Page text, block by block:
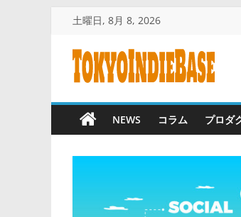
へ
キ
土曜日, 8月 8, 2026
TOKYO
INDIE
BASE
NEWS コラム プロダ